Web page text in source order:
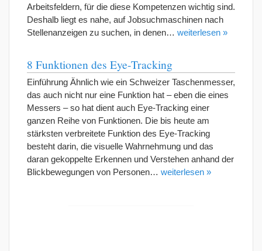
Arbeitsfeldern, für die diese Kompetenzen wichtig sind.
Deshalb liegt es nahe, auf Jobsuchmaschinen nach
Stellenanzeigen zu suchen, in denen… weiterlesen »
8 Funktionen des Eye-Tracking
Einführung Ähnlich wie ein Schweizer Taschenmesser,
das auch nicht nur eine Funktion hat – eben die eines
Messers – so hat dient auch Eye-Tracking einer
ganzen Reihe von Funktionen. Die bis heute am
stärksten verbreitete Funktion des Eye-Tracking
besteht darin, die visuelle Wahrnehmung und das
daran gekoppelte Erkennen und Verstehen anhand der
Blickbewegungen von Personen… weiterlesen »